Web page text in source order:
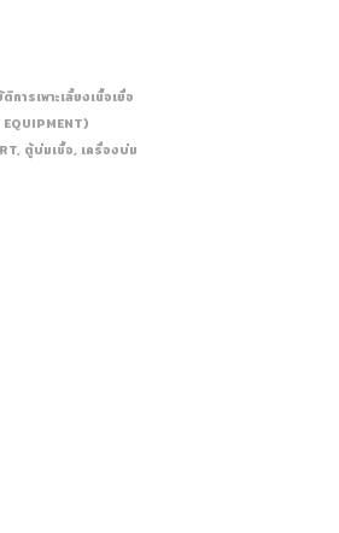
ารเพาะเลี้ยงเนื้อเยื่อ
, ตู้บ่มเชื้อ, เครื่องบ่ม